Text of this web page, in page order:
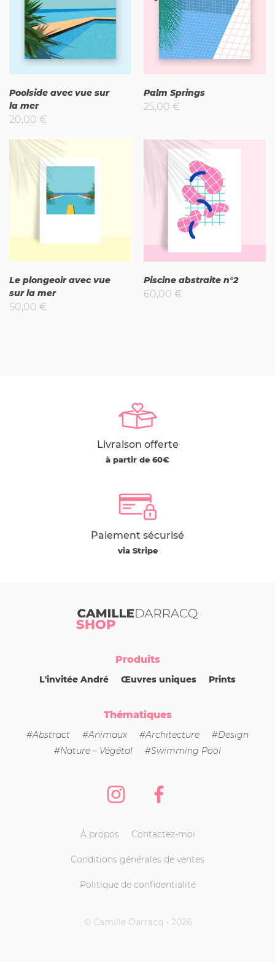
Poolside avec vue sur
la mer
20,00 €
Palm Springs
25,00 €
Le plongeoir avec vue
sur la mer
50,00 €
Piscine abstraite n°2
60,00 €
Livraison offerte
à partir de 60€
Paiement sécurisé
via Stripe
Camille Darracq
SHOP
Produits
L'invitée André Œuvres uniques Prints
Thématiques
#Abstract #Animaux #Architecture
#Design
#Nature – Végétal
#Swimming Pool
InstagramFacebook
À propos Contactez-moi
Conditions générales de ventes
Politique de confidentialité
© Camille Darracq - 2026